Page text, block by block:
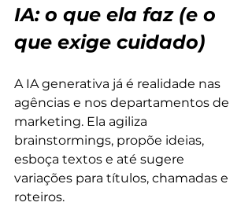
IA: o que ela faz (e o
que exige cuidado)
A IA generativa já é realidade nas
agências e nos departamentos de
marketing. Ela agiliza
brainstormings, propõe ideias,
esboça textos e até sugere
variações para títulos, chamadas e
roteiros.